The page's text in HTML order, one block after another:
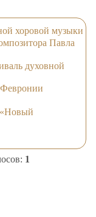
хоровой музыки
Павла
духовной
Февронии
«Новый
1